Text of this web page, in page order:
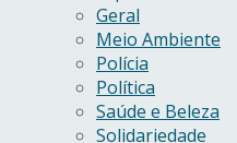
Geral
Meio Ambiente
Polícia
Política
Saúde e Beleza
Solidariedade